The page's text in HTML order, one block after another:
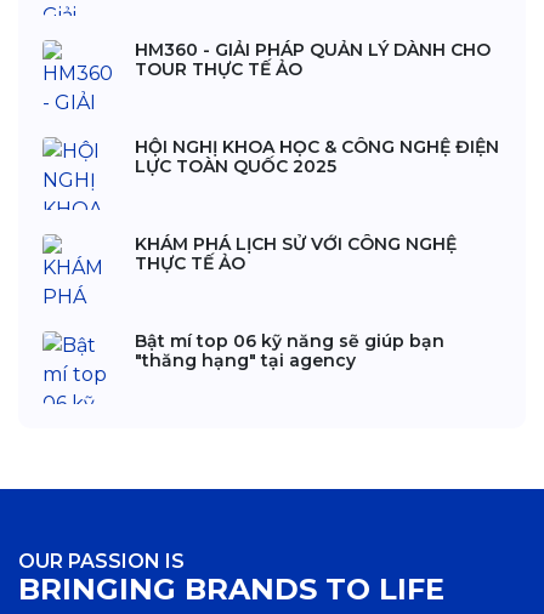
HM360 - GIẢI PHÁP QUẢN LÝ DÀNH CHO
TOUR THỰC TẾ ẢO
HỘI NGHỊ KHOA HỌC & CÔNG NGHỆ ĐIỆN
LỰC TOÀN QUỐC 2025
KHÁM PHÁ LỊCH SỬ VỚI CÔNG NGHỆ
THỰC TẾ ẢO
Bật mí top 06 kỹ năng sẽ giúp bạn
"thăng hạng" tại agency
OUR PASSION IS
BRINGING BRANDS TO LIFE